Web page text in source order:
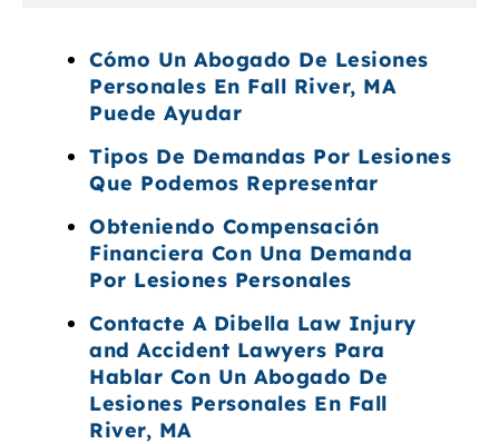
Cómo Un Abogado De Lesiones
Personales En Fall River, MA
Puede Ayudar
Tipos De Demandas Por Lesiones
Que Podemos Representar
Obteniendo Compensación
Financiera Con Una Demanda
Por Lesiones Personales
Contacte A Dibella Law Injury
and Accident Lawyers Para
Hablar Con Un Abogado De
Lesiones Personales En Fall
River, MA